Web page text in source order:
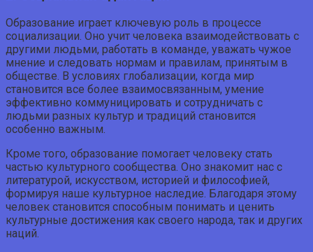
Образование играет ключевую роль в процессе
социализации. Оно учит человека взаимодействовать с
другими людьми, работать в команде, уважать чужое
мнение и следовать нормам и правилам, принятым в
обществе. В условиях глобализации, когда мир
становится все более взаимосвязанным, умение
эффективно коммуницировать и сотрудничать с
людьми разных культур и традиций становится
особенно важным.
Кроме того, образование помогает человеку стать
частью культурного сообщества. Оно знакомит нас с
литературой, искусством, историей и философией,
формируя наше культурное наследие. Благодаря этому
человек становится способным понимать и ценить
культурные достижения как своего народа, так и других
наций.